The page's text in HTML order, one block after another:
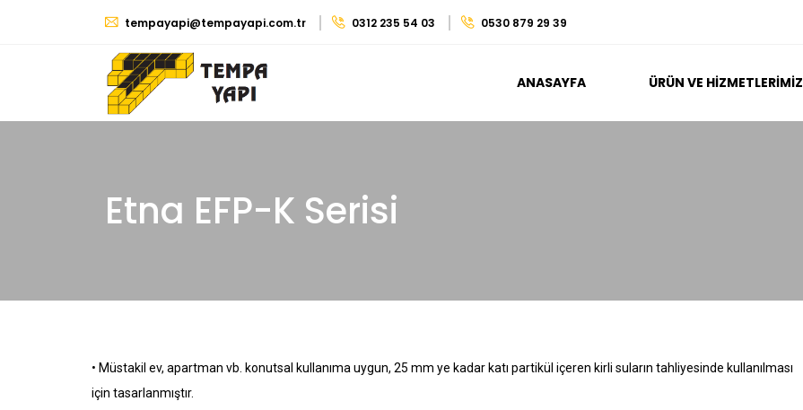
tempayapi@tempayapi.com.tr 0312 235 54 03 0530 879 29 39
ANASAYFA ÜRÜN VE HIZMETLERIMIZ
Etna EFP-K Serisi
• Müstakil ev, apartman vb. konutsal kullanıma uygun, 25 mm ye kadar katı partikül içeren kirli suların tahliyesinde kullanılması
için tasarlanmıştır.